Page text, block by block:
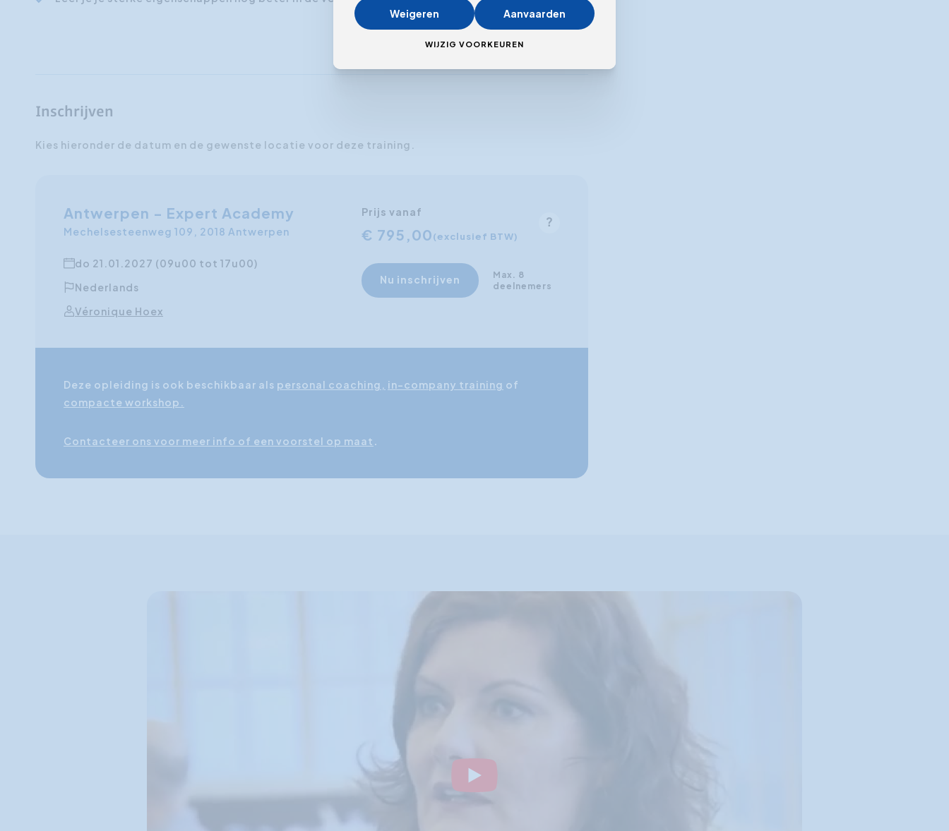
Inschrijven
Kies hieronder de datum en de gewenste locatie voor deze training.
Antwerpen - Expert Academy
Mechelsesteenweg 109, 2018 Antwerpen
do 21.01.2027 (09u00 tot 17u00)
Nederlands
Véronique Hoex
Prijs vanaf
€ 795,00(exclusief BTW)
Nu inschrijven
Max. 8
deelnemers
Deze opleiding is ook beschikbaar als personal coaching, in-company training of
compacte workshop.
Contacteer ons voor meer info of een voorstel op maat .
Weigeren Aanvaarden
WIJZIG VOORKEUREN